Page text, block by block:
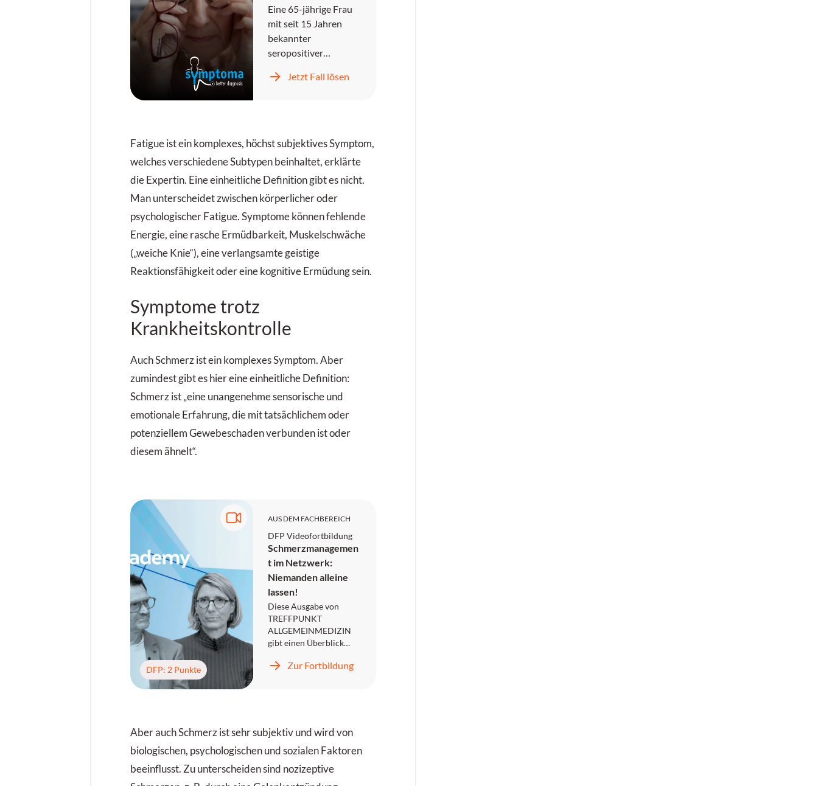
Eine 65-jährige Frau
mit seit 15 Jahren
bekannter
seropositiver
Arthritis mit
den Beinen und
rheumatoide Knoten,
stellt sich mit seit
mehreren Monaten
wiederkehrenden
sino-pulmonalen
Infektionen vor.
Jetzt Fall lösen
Fatigue ist ein komplexes, höchst subjektives Symptom,
welches verschiedene Subtypen beinhaltet, erklärte
die Expertin. Eine einheitliche Definition gibt es nicht.
Man unterscheidet zwischen körperlicher oder
psychologischer Fatigue. Symptome können fehlende
Energie, eine rasche Ermüdbarkeit, Muskelschwäche
(„weiche Knie“), eine verlangsamte geistige
Reaktionsfähigkeit oder eine kognitive Ermüdung sein.
Symptome trotz
Krankheitskontrolle
Auch Schmerz ist ein komplexes Symptom. Aber
zumindest gibt es hier eine einheitliche Definition:
Schmerz ist „eine unangenehme sensorische und
emotionale Erfahrung, die mit tatsächlichem oder
potenziellem Gewebeschaden verbunden ist oder
diesem ähnelt“.
DFP: 2 Punkte
AUS DEM FACHBEREICH
DFP Videofortbildung
Schmerzmanagemen
t im Netzwerk:
Niemanden alleine
lassen!
Diese Ausgabe von
TREFFPUNKT
ALLGEMEINMEDIZIN
gibt einen Überblick
niedergelassenen Praxis
Therapiemanagement im
Kontext der
Primärversorgung
umgesetzt werden kann,
worauf diagnostisch und
Zur Fortbildung
Aber auch Schmerz ist sehr subjektiv und wird von
biologischen, psychologischen und sozialen Faktoren
beeinflusst. Zu unterscheiden sind nozizeptive